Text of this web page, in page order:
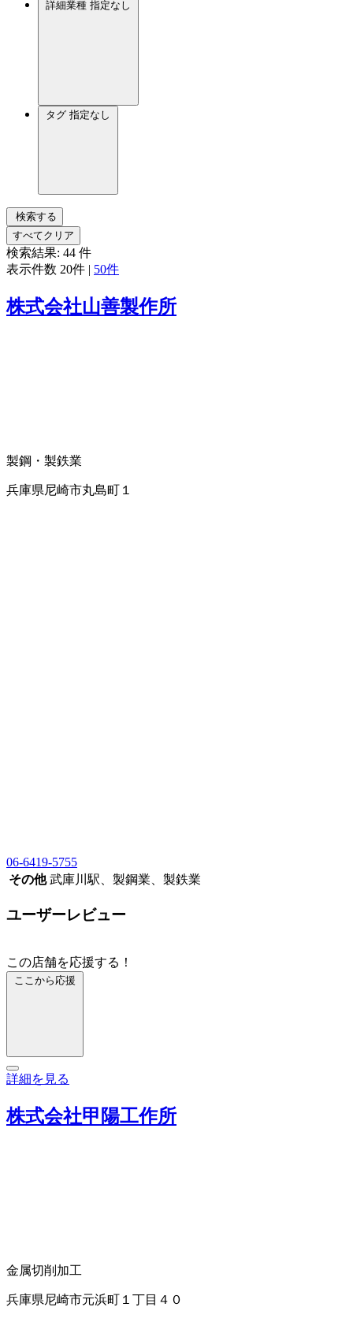
詳細業種 指定なし
タグ 指定なし
検索する
すべてクリア
検索結果: 44 件
表示件数 20件 | 50件
株式会社山善製作所
製鋼・製鉄業
兵庫県尼崎市丸島町１
06-6419-5755
その他 武庫川駅、製鋼業、製鉄業
ユーザーレビュー
この店舗を応援する！
ここから応援
詳細を見る
株式会社甲陽工作所
金属切削加工
兵庫県尼崎市元浜町１丁目４０